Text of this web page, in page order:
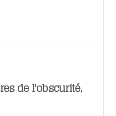
de l'obscurité,